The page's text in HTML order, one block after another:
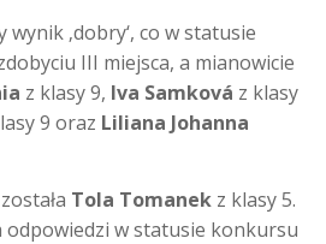
wynik ‚dobry‘, co w statusie
III miejsca, a mianowicie
z klasy 9, Iva Samková z klasy
9 oraz Liliana Johanna
Tola Tomanek z klasy 5.
odpowiedzi w statusie konkursu